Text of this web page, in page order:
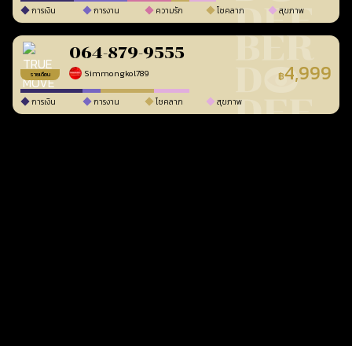
การเงิน การงาน ความรัก โชคลาภ สุขภาพ
รายเดือน
064-879-9555
Simmongkol789 ฿4,999
การเงิน การงาน โชคลาภ สุขภาพ